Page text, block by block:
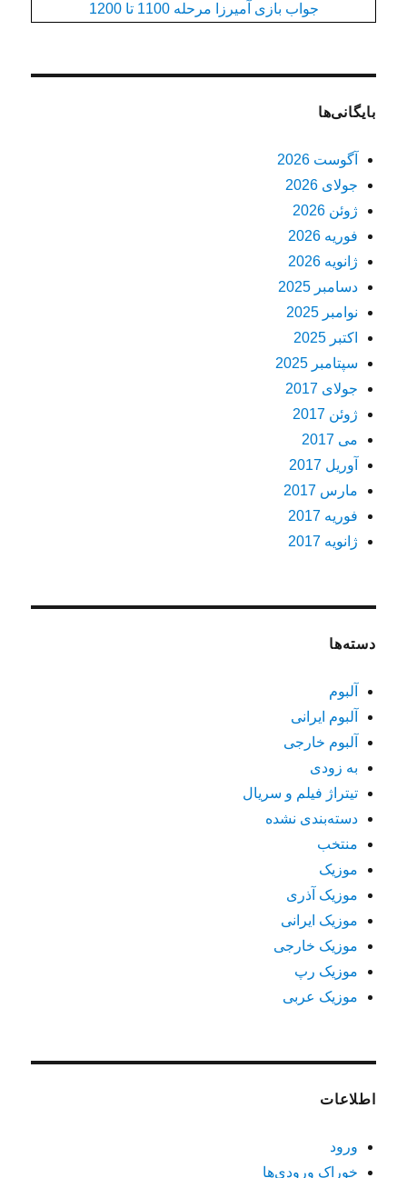
جواب بازی آمیرزا مرحله 1100 تا 1200
بایگانی‌ها
آگوست 2026
جولای 2026
ژوئن 2026
فوریه 2026
ژانویه 2026
دسامبر 2025
نوامبر 2025
اکتبر 2025
سپتامبر 2025
جولای 2017
ژوئن 2017
می 2017
آوریل 2017
مارس 2017
فوریه 2017
ژانویه 2017
دسته‌ها
آلبوم
آلبوم ایرانی
آلبوم خارجی
به زودی
تیتراژ فیلم و سریال
دسته‌بندی نشده
منتخب
موزیک
موزیک آذری
موزیک ایرانی
موزیک خارجی
موزیک رپ
موزیک عربی
اطلاعات
ورود
خوراک ورودی‌ها